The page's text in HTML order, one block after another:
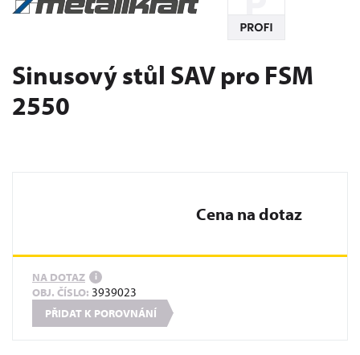
Sinusový stůl SAV pro FSM
2550
Cena na dotaz
NA DOTAZ i
OBJ. ČÍSLO: 3939023
PŘIDAT K POROVNÁNÍ